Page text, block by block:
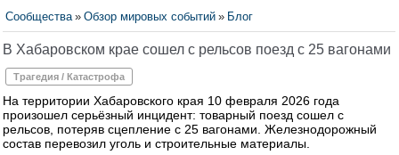
Сообщества » Обзор мировых событий » Блог
В Хабаровском крае сошел с рельсов поезд с 25 вагонами
Трагедия / Катастрофа
На территории Хабаровского края 10 февраля 2026 года
произошел серьёзный инцидент: товарный поезд сошел с
рельсов, потеряв сцепление с 25 вагонами. Железнодорожный
состав перевозил уголь и строительные материалы.